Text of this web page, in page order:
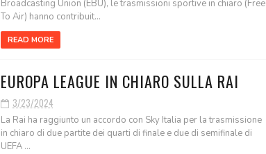
Broadcasting Union (EBU), le trasmissioni sportive in chiaro (Free
To Air) hanno contribuit...
READ MORE
EUROPA LEAGUE IN CHIARO SULLA RAI
3/23/2024
La Rai ha raggiunto un accordo con Sky Italia per la trasmissione
in chiaro di due partite dei quarti di finale e due di semifinale di
UEFA ...